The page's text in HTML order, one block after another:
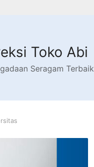
Toko Abi
Seragam Terbaik